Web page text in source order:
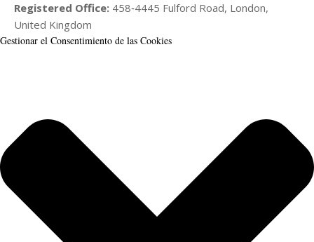
Registered Office: 458‑4445 Fulford Road, London,
United Kingdom
Gestionar el Consentimiento de las Cookies